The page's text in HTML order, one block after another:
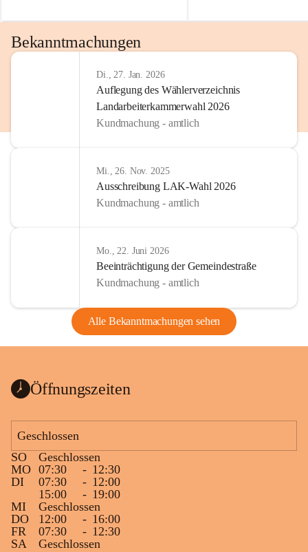
Bekanntmachungen
Di., 27. Jan. 2026
Auflegung des Wählerverzeichnis
Landarbeiterkammerwahl 2026
Kundmachung - amtlich
Mi., 26. Nov. 2025
Ausschreibung LAK-Wahl 2026
Kundmachung - amtlich
Mo., 22. Juni 2026
Beeinträchtigung der Gemeindestraße
Kundmachung - amtlich
Alle Bekanntmachungen sehen
Öffnungszeiten
Geschlossen
SO
Geschlossen
MO 07:30 - 12:30
DI
07:30 - 12:00
15:00
- 19:00
MI
Geschlossen
DO
12:00 - 16:00
FR
07:30 - 12:30
SA
Geschlossen